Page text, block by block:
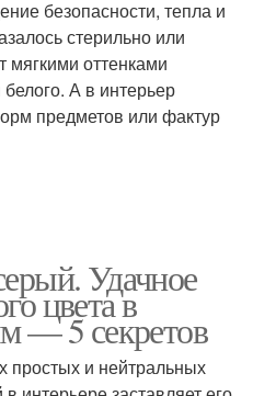
безопасности, тепла и
стерильно или
мягкими оттенками
А в интерьер
предметов или фактур
Удачное
цвета в
— 5 секретов
простых и нейтральных